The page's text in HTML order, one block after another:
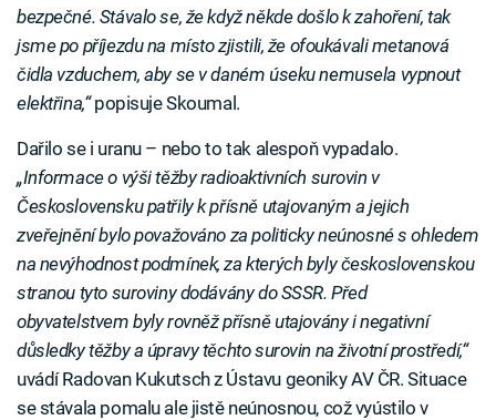
bezpečné. Stávalo se, že když někde došlo k zahoření, tak
jsme po příjezdu na místo zjistili, že ofoukávali metanová
čidla vzduchem, aby se v daném úseku nemusela vypnout
elektřina,“popisuje Skoumal.
Dařilo se i uranu – nebo to tak alespoň vypadalo.
„Informace o výši těžby radioaktivních surovin v
Československu patřily k přísně utajovaným a jejich
zveřejnění bylo považováno za politicky neúnosné s ohledem
na nevýhodnost podmínek, za kterých byly československou
stranou tyto suroviny dodávány do SSSR. Před
obyvatelstvem byly rovněž přísně utajovány i negativní
důsledky těžby a úpravy těchto surovin na životní prostředí,“
uvádí Radovan Kukutsch z Ústavu geoniky AV ČR. Situace
se stávala pomalu ale jistě neúnosnou, což vyústilo v